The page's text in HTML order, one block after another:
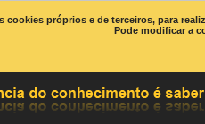
cookies próprios e de terceiros, para
Pode modificar a